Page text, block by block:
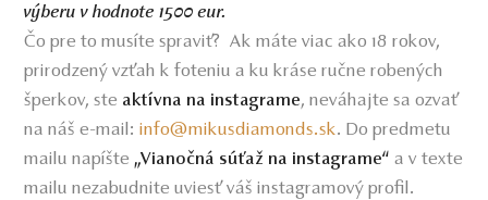
výberu v hodnote 1500 eur.
Čo pre to musíte spraviť? Ak máte viac ako 18 rokov,
prirodzený vzťah k foteniu a ku kráse ručne robených
šperkov, ste aktívna na instagrame, neváhajte sa ozvať
na náš e-mail:info@mikusdiamonds.sk. Do predmetu
mailu napíšte„Vianočná súťaž na instagrame“ a v texte
mailu nezabudnite uviesť váš instagramový profil.